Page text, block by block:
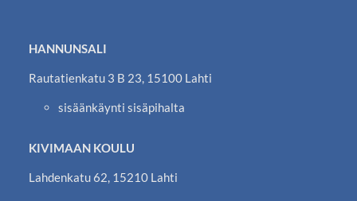
HANNUNSALI
Rautatienkatu 3 B 23, 15100 Lahti
sisäänkäynti sisäpihalta
KIVIMAAN KOULU
Lahdenkatu 62, 15210 Lahti